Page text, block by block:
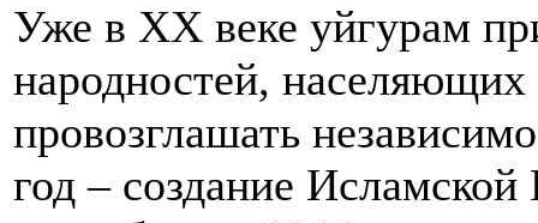
Уже в XX веке уйгурам
народностей,
провозглашать
год – создание